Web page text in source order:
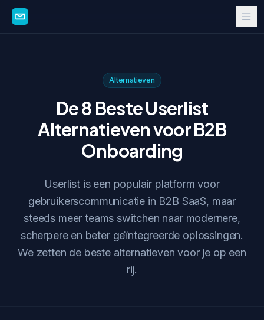
Alternatieven
De 8 Beste Userlist
Alternatieven voor B2B
Onboarding
Userlist is een populair platform voor
gebruikerscommunicatie in B2B SaaS, maar
steeds meer teams switchen naar modernere,
scherpere en beter geïntegreerde oplossingen.
We zetten de beste alternatieven voor je op een
rij.